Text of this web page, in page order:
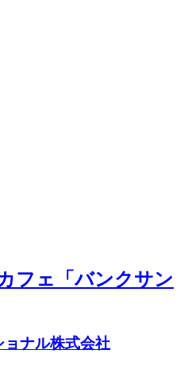
フェ「バンクサン
ナル株式会社